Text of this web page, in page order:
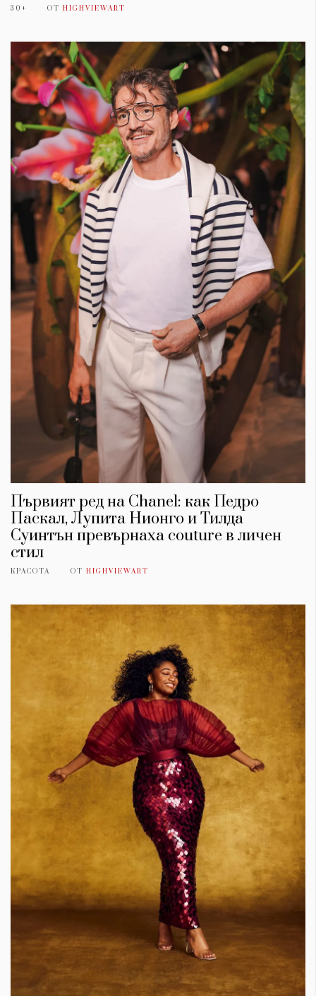
30+ ОТ HIGHVIEWART
Първият ред на Chanel: как Педро
Паскал, Лупита Нионго и Тилда
Суинтън превърнаха couture в личен
стил
КРАСОТА ОТ HIGHVIEWART